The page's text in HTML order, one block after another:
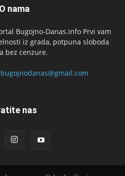
O nama
Bugojno-Danas.info Prvi vam
iz grada, potpuna sloboda
bez cenzure.
bugojnodanas@gmail.com
nas